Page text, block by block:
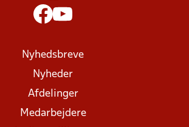
Nyhedsbreve
Nyheder
Afdelinger
Medarbejdere